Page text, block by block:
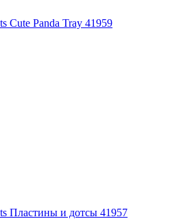
Cute Panda Tray 41959
Пластины и дотсы 41957